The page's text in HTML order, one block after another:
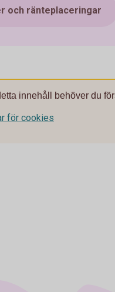
och ränteplaceringar
innehåll behöver du
för cookies